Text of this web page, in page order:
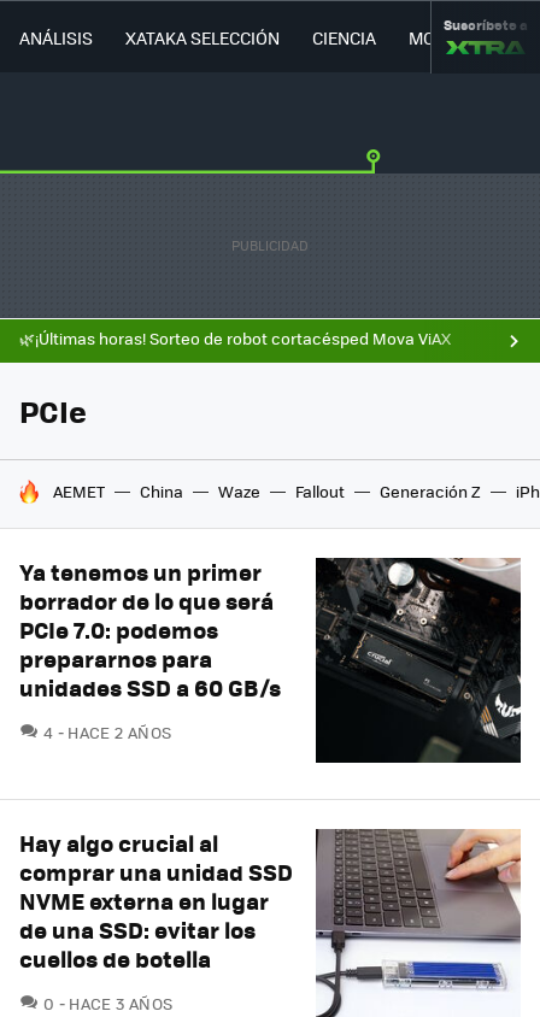
ANÁLISIS XATAKA SELECCIÓN CIENCIA MOVILIDAD
Suscríbete a
🌿¡Últimas horas! Sorteo de robot cortacésped Mova ViAX
PCIe
HOY SE HABLA DE
AEMET China Waze Fallout Generación Z
Ya tenemos un primer
borrador de lo que será
PCIe 7.0: podemos
prepararnos para
unidades SSD a 60 GB/s
4 COMENTARIOS
HACE 2 AÑOS
Hay algo crucial al
comprar una unidad SSD
NVME externa en lugar
de una SSD: evitar los
cuellos de botella
0 COMENTARIOS
HACE 3 AÑOS